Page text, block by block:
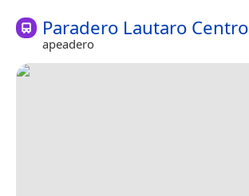
Paradero Lautaro Centro
apeadero